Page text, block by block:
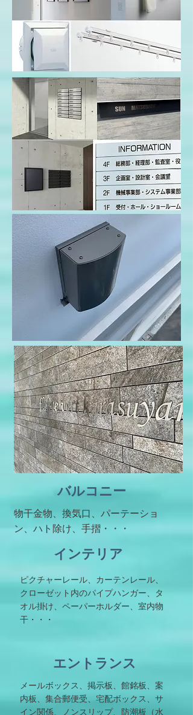
​インテリア
​​​ピクチャーレール、カーテンレール、
クローゼット内のパイプハンガー、タ
オル掛け、ペーパーホルダー、室内物
干・・・
​バルコニー
物干金物、換気口、パーテーショ
ン、ハト除け、手摺・・・
​エントランス
​メールボックス、掲示板、館銘板、案
内板、集合郵便受、宅配ボックス、サ
イン関係、ノンスリップ、防潮板（水